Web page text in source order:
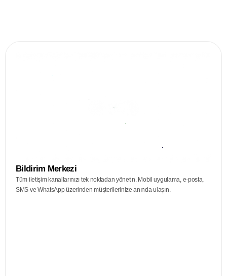
Bildirim Merkezi
Tüm iletişim kanallarınızı tek noktadan yönetin. Mobil uygulama, e-posta,
SMS ve WhatsApp üzerinden müşterilerinize anında ulaşın.